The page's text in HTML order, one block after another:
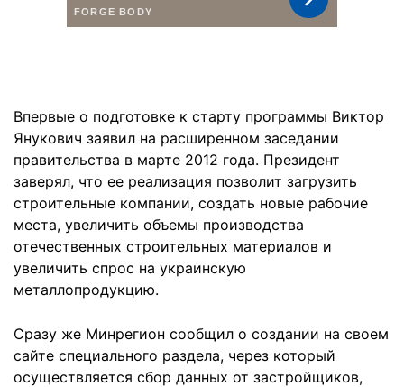
Впервые о подготовке к старту программы Виктор
Янукович заявил на расширенном заседании
правительства в марте 2012 года. Президент
заверял, что ее реализация позволит загрузить
строительные компании, создать новые рабочие
места, увеличить объемы производства
отечественных строительных материалов и
увеличить спрос на украинскую
металлопродукцию.
Сразу же Минрегион сообщил о создании на своем
сайте специального раздела, через который
осуществляется сбор данных от застройщиков,